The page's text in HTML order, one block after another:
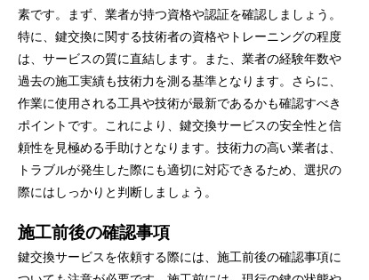
素です。まず、業者が持つ資格や認証を確認しましょう。
特に、鍵交換に関する技術者の資格やトレーニングの程度
は、サービスの質に直結します。また、業者の経験年数や
過去の施工実績も技術力を測る基準となります。さらに、
作業に使用される工具や技術が最新であるかも確認すべき
ポイントです。これにより、鍵交換サービスの安全性と信
頼性を見極める手助けとなります。技術力の高い業者は、
トラブルが発生した際にも適切に対応できるため、選択の
際にはしっかりと判断しましょう。
施工前後の確認事項
鍵交換サービスを依頼する際には、施工前後の確認事項に